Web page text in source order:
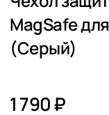
MagSafe
(Серый)
1 790 ₽